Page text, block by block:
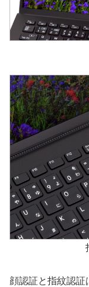
顔認証と指紋認証